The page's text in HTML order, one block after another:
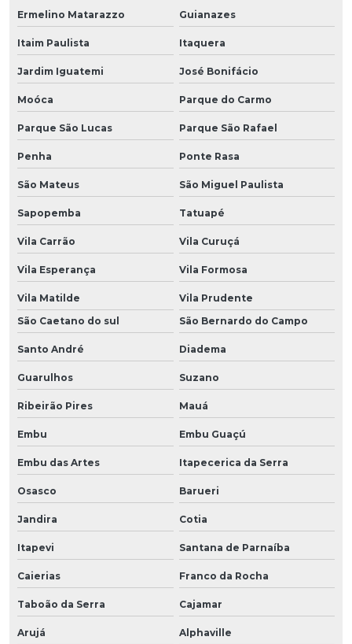
Ermelino Matarazzo Guianazes
Itaim Paulista Itaquera
Jardim Iguatemi José Bonifácio
Moóca Parque do Carmo
Parque São Lucas Parque São Rafael
Penha Ponte Rasa
São Mateus São Miguel Paulista
Sapopemba Tatuapé
Vila Carrão Vila Curuçá
Vila Esperança Vila Formosa
Vila Matilde
Vila Prudente
São Caetano do sul
São Bernardo do Campo
Santo André Diadema
Guarulhos Suzano
Ribeirão Pires Mauá
Embu Embu Guaçú
Embu das Artes Itapecerica da Serra
Osasco Barueri
Jandira Cotia
Itapevi Santana de Parnaíba
Caierias Franco da Rocha
Taboão da Serra Cajamar
Arujá Alphaville